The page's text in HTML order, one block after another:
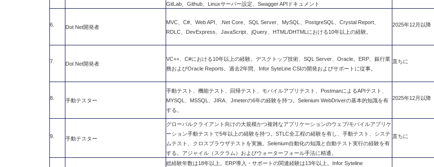
GitLab、Github、Linuxサーバー設定、Swagger APIドキュメント
6. Dot Net開発者
MVC、C#、Web API、.Net Core、SQL Server、MySQL、PostgreSQL、Crystal Report、
RDLC、DevExpress、JavaScript、jQuery、HTML/DHTMLにおける10年以上の経験。
2025年12月以降
7. Dot Net開発者
VC++、C#における10年以上の経験。デスクトップ技術、SQL Server、Oracle。ERP、銀行業
務およびOracle Reports。過去2年間、Infor SyteLine CSIの開発およびサポートに従事。
直ちに
8. 手動テスター
手動テスト、機能テスト、回帰テスト、モバイルアプリテスト、PostmanによるAPIテスト、
MYSQL、MSSQL、JIRA、Jmeterの6年の経験を持つ。Selenium WebDriverの基本的知識を有
する。
2025年12月以降
9. 手動テスター
グローバルクライアント向けの大規模かつ複雑なアプリケーションのウェブ/モバイルアプリケ
ーション手動テストで5年以上の経験を持つ。STLC全工程の経験を有し、手動テスト、システ
ムテスト、クロスブラウザテストを実施。Selenium自動化の知識と自動テスト実行の経験を有
する。アジャイル（スクラム）およびウォーターフォール手法に精通。
直ちに
総経験年数は18年以上。ERP導入・サポートの関連経験は13年以上。Infor Syteline